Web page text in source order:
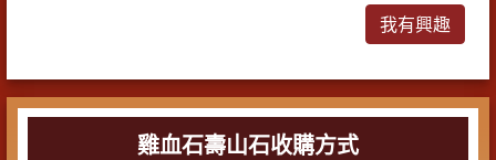
我有興趣
雞血石壽山石收購方式